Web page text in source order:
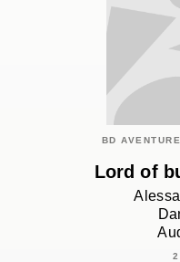
BD
Lord of